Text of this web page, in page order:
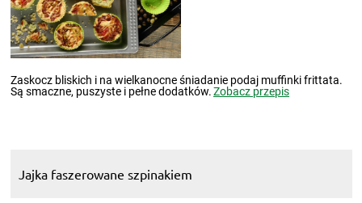
Zaskocz bliskich i na wielkanocne śniadanie podaj muffinki frittata.
Są smaczne, puszyste i pełne dodatków.Zobacz przepis
Jajka faszerowane szpinakiem